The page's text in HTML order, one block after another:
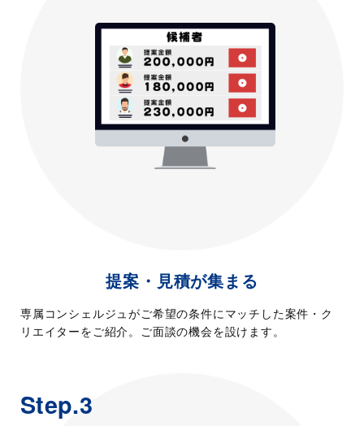
提案・見積が集まる
専属コンシェルジュがご希望の条件にマッチした案件・ク
リエイターをご紹介。ご面談の機会を設けます。
Step.3